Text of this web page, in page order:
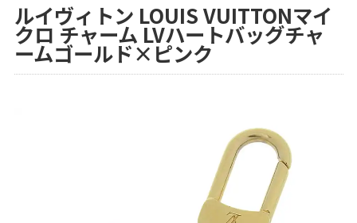
ルイヴィトン LOUIS VUITTONマイ
クロ チャーム LVハートバッグチャ
ームゴールド×ピンク